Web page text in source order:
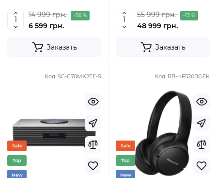
14 999 грн. -56 %
6 599 грн.
Заказать
55 999 грн. -13 %
48 999 грн.
Заказать
Код: SC-C70MK2EE-S
Sale
Top
New
Код: RB-HF520BGEK
Sale
Top
New